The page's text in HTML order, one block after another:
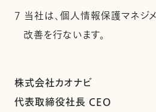
7 当社は、個人情報保護マネジ
改善を行ないます。
株式会社カオナビ
代表取締役社長 CEO